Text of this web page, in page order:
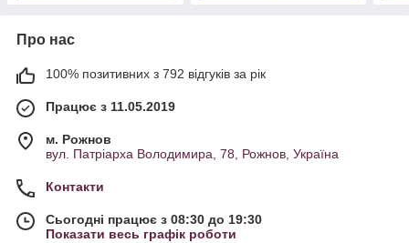
Про нас
100% позитивних з 792 відгуків за рік
Працює з 11.05.2019
м. Рожнов
вул. Патріарха Володимира, 78, Рожнов, Україна
Контакти
Сьогодні працює з 08:30 до 19:30
Показати весь графік роботи